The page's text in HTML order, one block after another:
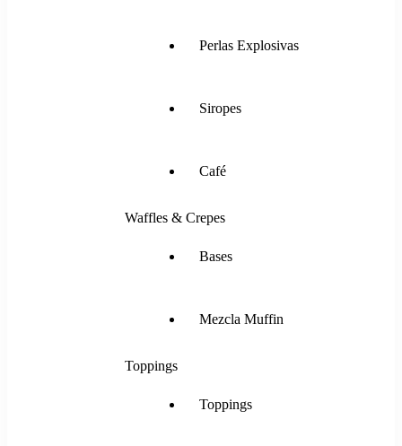
Perlas Explosivas
Siropes
Café
Waffles & Crepes
Bases
Mezcla Muffin
Toppings
Toppings